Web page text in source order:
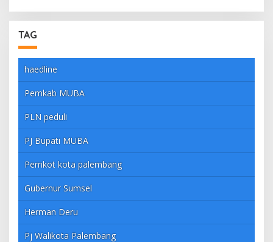
TAG
haedline
Pemkab MUBA
PLN peduli
PJ Bupati MUBA
Pemkot kota palembang
Gubernur Sumsel
Herman Deru
Pj Walikota Palembang